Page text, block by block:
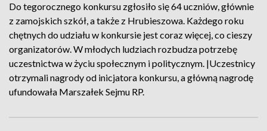
Do tegorocznego konkursu zgłosiło się 64 uczniów, głównie
z zamojskich szkół, a także z Hrubieszowa. Każdego roku
chętnych do udziału w konkursie jest coraz więcej, co cieszy
organizatorów. W młodych ludziach rozbudza potrzebę
uczestnictwa w życiu społecznym i politycznym. |Uczestnicy
otrzymali nagrody od inicjatora konkursu, a główną nagrodę
ufundowała Marszałek Sejmu RP.